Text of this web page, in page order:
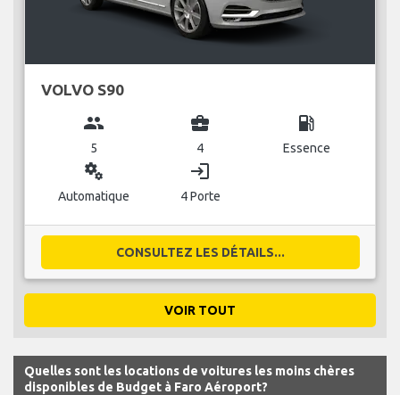
VOLVO S90
group
5
business_center
4
local_gas_station
Essence
miscellaneous_services
Automatique
login
4 Porte
CONSULTEZ LES DÉTAILS...
VOIR TOUT
Quelles sont les locations de voitures les moins chères
disponibles de Budget à Faro Aéroport?